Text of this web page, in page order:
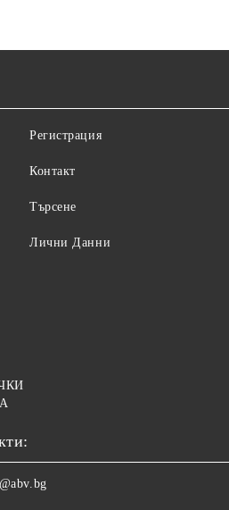
Регистрация
Контакт
Търсене
Лични Данни